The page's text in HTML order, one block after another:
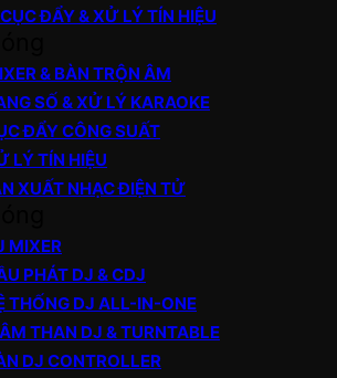
ĐẨY & XỬ LÝ TÍN HIỆU
& BÀN TRỘN ÂM
SỐ & XỬ LÝ KARAOKE
ĐẨY CÔNG SUẤT
LÝ TÍN HIỆU
XUẤT NHẠC ĐIỆN TỬ
MIXER
PHÁT DJ & CDJ
THỐNG DJ ALL-IN-ONE
THAN DJ & TURNTABLE
DJ CONTROLLER